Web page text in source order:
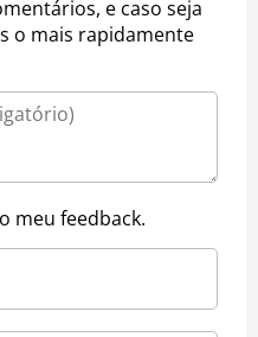
e caso seja
o mais rapidamente
meu feedback.